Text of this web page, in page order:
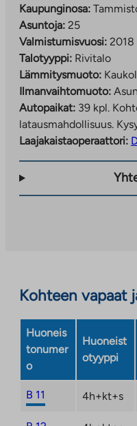
Kaupunginosa:
Asuntoja: 25
Valmistumisvuosi: 2018
Talotyyppi: Rivitalo
Lämmitysmuoto:
Ilmanvaihtomuoto:
Autopaikat: 39 kpl.
latausmahdollisuus.
Laajakaistaoperaattori:
Kohteen vapaat
Huoneis
tonumer
o
Huoneist
otyyppi
B 11 4h+kt+s